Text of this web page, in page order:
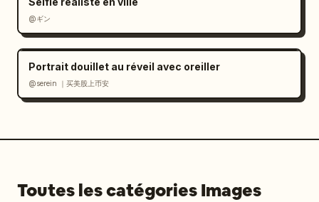
@ギン
Portrait douillet au réveil avec oreiller
@serein ｜买美股上币安
Toutes les catégories Images